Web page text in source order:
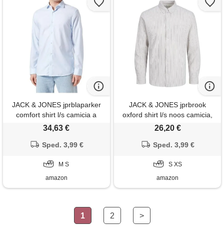
JACK & JONES jprblaparker
comfort shirt l/s camicia a
maniche lunghe, blu
cashmere, vestibilità comoda,
s uomo
34,63 €
Sped. 3,99 €
M S
amazon
JACK & JONES jprbrook
oxford shirt l/s noos camicia,
puro cashmere/strisce:
vestibilità aderente, s uomo
26,20 €
Sped. 3,99 €
S XS
amazon
1 2 >